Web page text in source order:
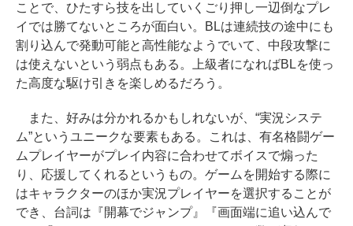
ことで、ひたすら技を出していくごり押し一辺倒なプレ
イでは勝てないところが面白い。BLは連続技の途中にも
割り込んで発動可能と高性能なようでいて、中段攻撃に
は使えないという弱点もある。上級者になればBLを使っ
た高度な駆け引きを楽しめるだろう。
また、好みは分かれるかもしれないが、“実況システ
ム”というユニークな要素もある。これは、有名格闘ゲー
ムプレイヤーがプレイ内容に合わせてボイスで煽った
り、応援してくれるというもの。ゲームを開始する際に
はキャラクターのほか実況プレイヤーを選択することが
でき、台詞は『開幕でジャンプ』『画面端に追い込んで